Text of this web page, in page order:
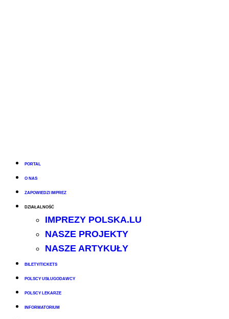
PORTAL
O NAS
ZAPOWIEDZI IMPREZ
DZIAŁALNOŚĆ
IMPREZY POLSKA.LU
NASZE PROJEKTY
NASZE ARTYKUŁY
BILETY/TICKETS
POLSCY USŁUGODAWCY
POLSCY LEKARZE
INFORMATORIUM